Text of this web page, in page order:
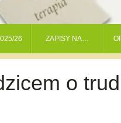
26 ZAPISY NA…
o